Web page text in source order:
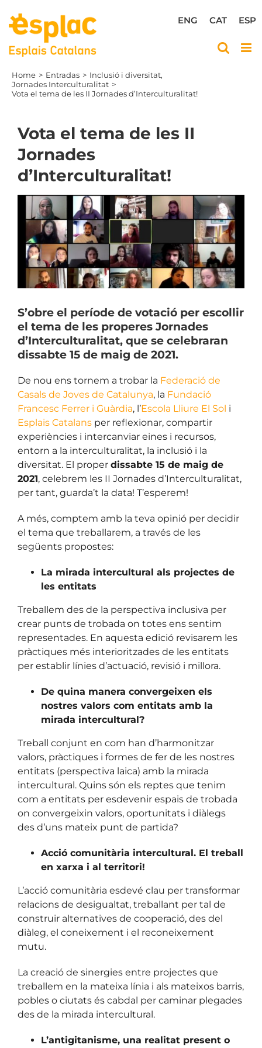
content
ESP
CAT
ENG
Home Entradas
Inclusió i diversitat
Jornades Interculturalitat
Vota el tema de les II Jornades d’Interculturalitat!
Vota el tema de les II
Jornades
d’Interculturalitat!
View
Larger
Image
S’obre el període de votació per escollir
el tema de les properes Jornades
d’Interculturalitat, que se celebraran
dissabte 15 de maig de 2021.
De nou ens tornem a trobar la Federació de
Casals de Joves de Catalunya, la Fundació
Francesc Ferrer i Guàrdia, l’Escola Lliure El Sol i
Esplais Catalans per reflexionar, compartir
experiències i intercanviar eines i recursos,
entorn a la interculturalitat, la inclusió i la
diversitat. El proper dissabte 15 de maig de
2021, celebrem les II Jornades d’Interculturalitat,
per tant, guarda’t la data! T’esperem!
A més, comptem amb la teva opinió per decidir
el tema que treballarem, a través de les
següents propostes:
La mirada intercultural als projectes de
les entitats
Treballem des de la perspectiva inclusiva per
crear punts de trobada on totes ens sentim
representades. En aquesta edició revisarem les
pràctiques més interioritzades de les entitats
per establir línies d’actuació, revisió i millora.
De quina manera convergeixen els
nostres valors com entitats amb la
mirada intercultural?
Treball conjunt en com han d’harmonitzar
valors, pràctiques i formes de fer de les nostres
entitats (perspectiva laica) amb la mirada
intercultural. Quins són els reptes que tenim
com a entitats per esdevenir espais de trobada
on convergeixin valors, oportunitats i diàlegs
des d’uns mateix punt de partida?
Acció comunitària intercultural. El treball
en xarxa i al territori!
L’acció comunitària esdevé clau per transformar
relacions de desigualtat, treballant per tal de
construir alternatives de cooperació, des del
diàleg, el coneixement i el reconeixement
mutu.
La creació de sinergies entre projectes que
treballem en la mateixa línia i als mateixos barris,
pobles o ciutats és cabdal per caminar plegades
des de la mirada intercultural.
L’antigitanisme, una realitat present o